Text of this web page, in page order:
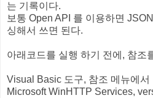
는 기록이다.
보통 Open API 를 이용하면
싱해서 쓰면 된다.
아래코드를 실행 하기 전에, 참조
Visual Basic 도구, 참조 메뉴에서
Microsoft WinHTTP Services,